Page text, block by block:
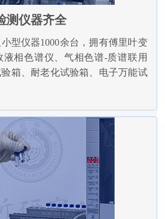
测仪器齐全
型仪器1000余台，拥有傅里叶变
相色谱仪、气相色谱-质谱联用
箱、耐老化试验箱、电子万能试